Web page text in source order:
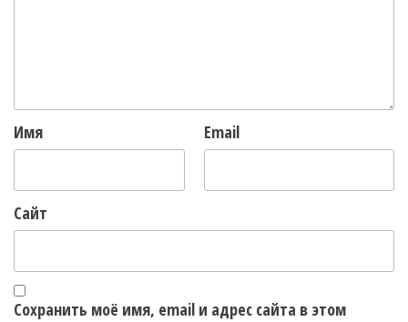
Имя Email
Сайт
Сохранить моё имя, email и адрес сайта в этом